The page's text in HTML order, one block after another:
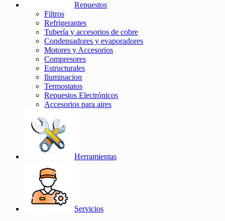
Repuestos
Filtros
Refrigerantes
Tubería y accesorios de cobre
Condensadores y evaporadores
Motores y Accesorios
Compresores
Estructurales
Iluminacion
Termostatos
Repuestos Electrónicos
Accesorios para aires
Herramientas
Servicios